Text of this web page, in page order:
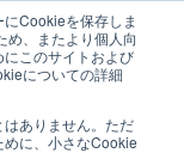
Cookieを保存しま
め、またより個人向
このサイトおよび
についての詳細
ありません。ただ
に、小さなCookie
時代のトータルセキュリテ